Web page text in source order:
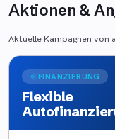
Aktionen &
Aktuelle Kampagnen
FINANZIERUNG
Flexible